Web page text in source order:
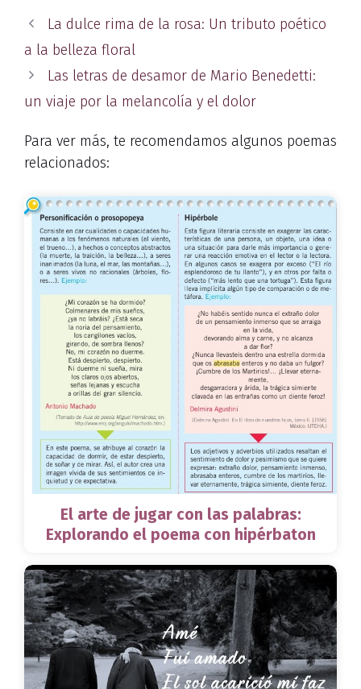
La dulce rima de la rosa: Un tributo poético
a la belleza floral
Las letras de desamor de Mario Benedetti:
un viaje por la melancolía y el dolor
Para ver más, te recomendamos algunos poemas
relacionados:
El arte de jugar con las palabras:
Explorando el poema con hipérbaton